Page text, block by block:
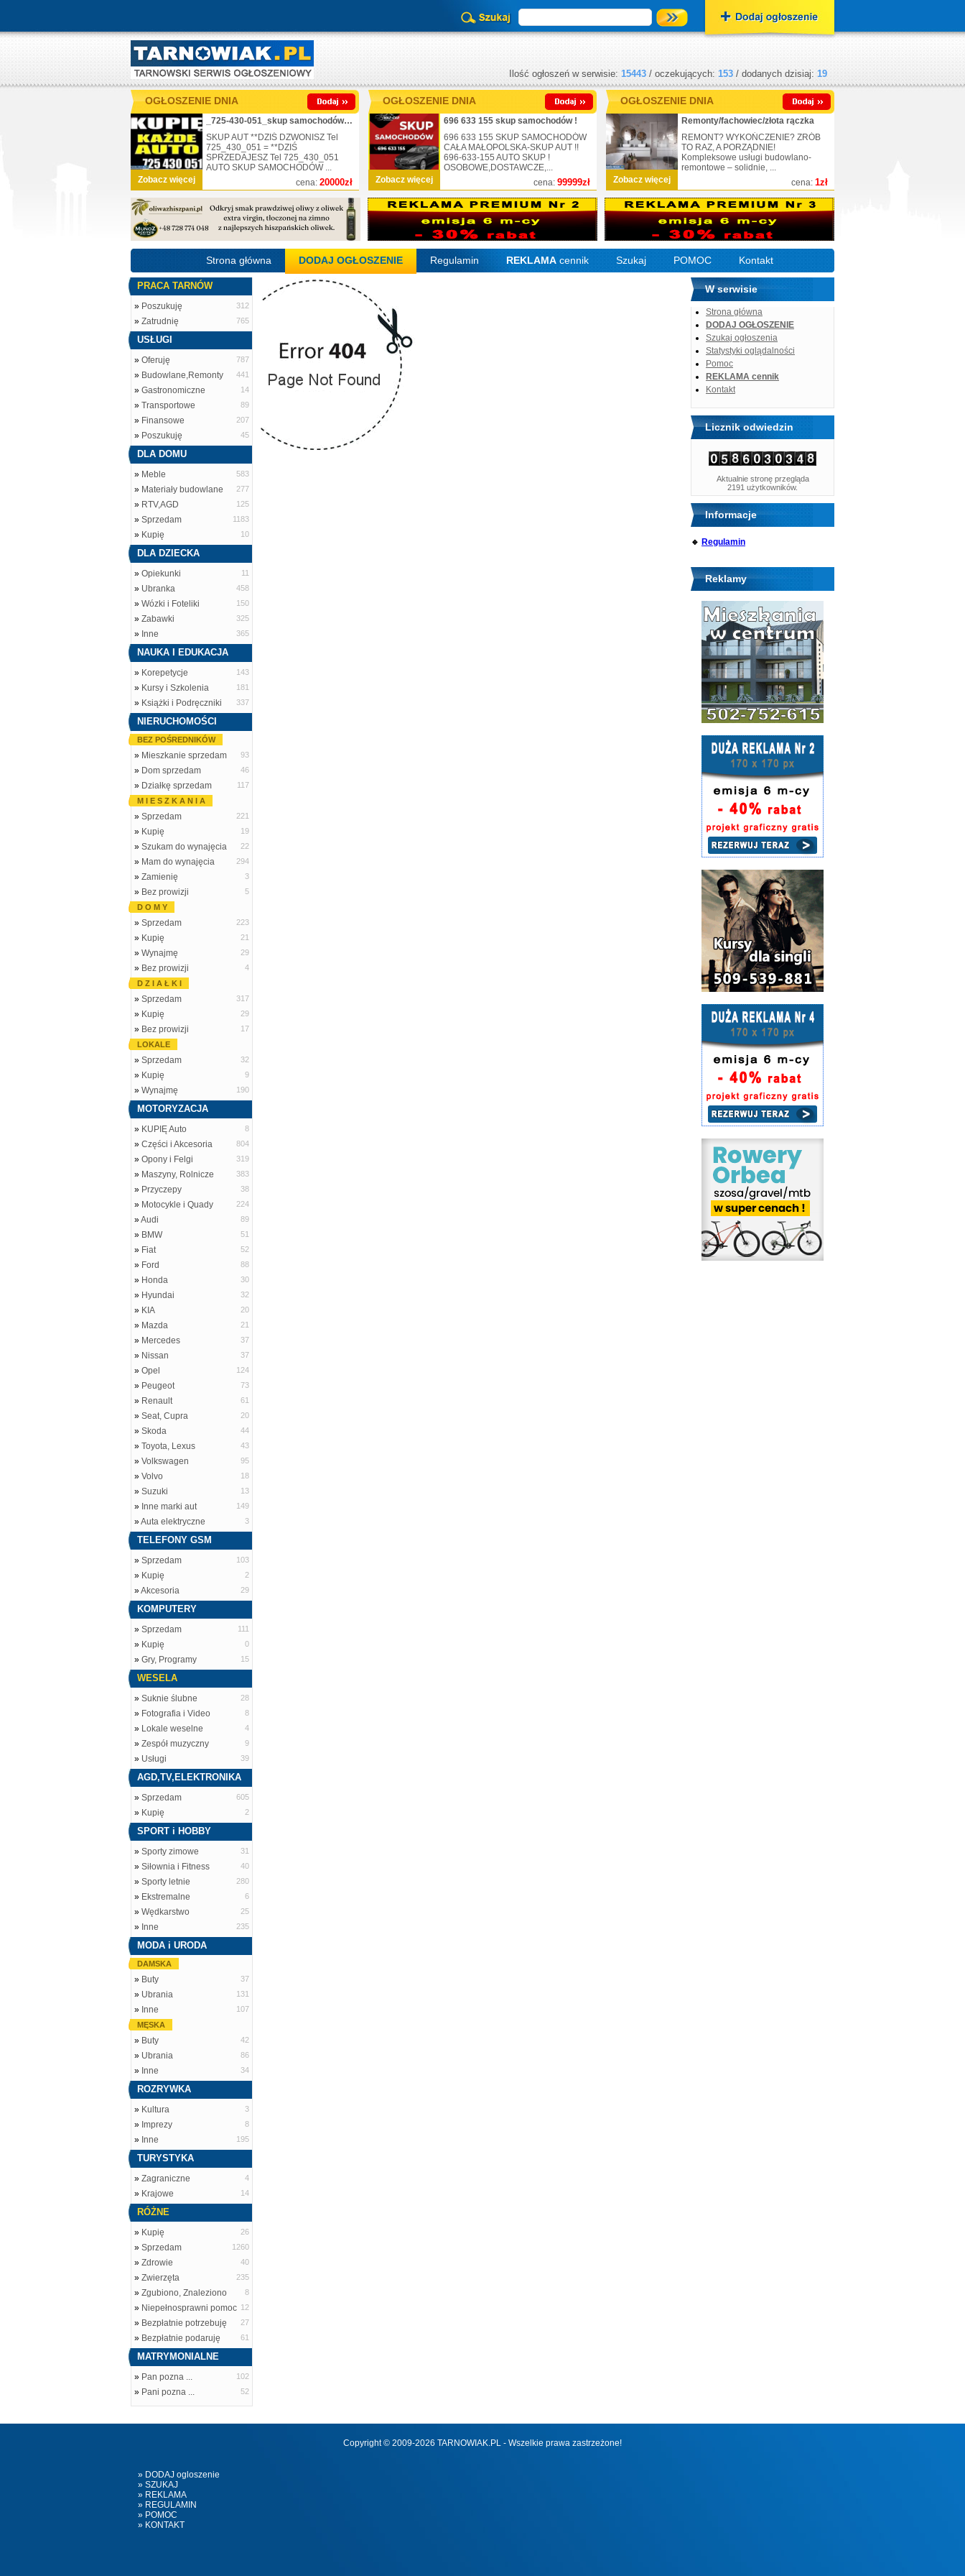
Ilość ogłoszeń w serwisie: 15443 / oczekujących: 153 / dodanych dzisiaj: 19
OGŁOSZENIE DNIA
Zobacz więcej cena: 20000zł
_725-430-051_skup samochodów_nr.1
SKUP AUT **DZIŚ DZWONISZ Tel
725_430_051 = **DZIŚ
SPRZEDAJESZ Tel 725_430_051
AUTO SKUP SAMOCHODÓW ...
OGŁOSZENIE DNIA
Zobacz więcej cena: 99999zł
696 633 155 skup samochodów !
696 633 155 SKUP SAMOCHODÓW
CAŁA MAŁOPOLSKA-SKUP AUT !!
696-633-155 AUTO SKUP !
OSOBOWE,DOSTAWCZE,...
OGŁOSZENIE DNIA
Zobacz więcej cena: 1zł
Remonty/fachowiec/złota rączka
REMONT? WYKOŃCZENIE? ZRÓB
TO RAZ, A PORZĄDNIE!
Kompleksowe usługi budowlano-
remontowe – solidnie, ...
Strona główna DODAJ OGŁOSZENIE Regulamin REKLAMA cennik Szukaj POMOC Kontakt
PRACA TARNÓW
» Poszukuję 312
» Zatrudnię 765
USŁUGI
» Oferuję 787
» Budowlane,Remonty 441
» Gastronomiczne 14
» Transportowe 89
» Finansowe 207
» Poszukuję 45
DLA DOMU
» Meble 583
» Materiały budowlane 277
» RTV,AGD 125
» Sprzedam 1183
» Kupię 10
DLA DZIECKA
» Opiekunki 11
» Ubranka 458
» Wózki i Foteliki 150
» Zabawki 325
» Inne 365
NAUKA I EDUKACJA
» Korepetycje 143
» Kursy i Szkolenia 181
» Książki i Podręczniki 337
NIERUCHOMOŚCI
BEZ POŚREDNIKÓW
» Mieszkanie sprzedam 93
» Dom sprzedam 46
» Działkę sprzedam
117
M I E S Z K A N I A
» Sprzedam 221
» Kupię 19
» Szukam do wynajęcia 22
» Mam do wynajęcia 294
» Zamienię 3
» Bez prowizji
5
D O M Y
» Sprzedam 223
» Kupię 21
» Wynajmę 29
» Bez prowizji
4
D Z I A Ł K I
» Sprzedam 317
» Kupię 29
» Bez prowizji
17
LOKALE
» Sprzedam 32
» Kupię 9
» Wynajmę 190
MOTORYZACJA
» KUPIĘ Auto 8
» Części i Akcesoria 804
» Opony i Felgi 319
» Maszyny, Rolnicze 383
» Przyczepy 38
» Motocykle i Quady 224
»Audi 89
» BMW 51
» Fiat 52
» Ford 88
» Honda 30
» Hyundai 32
» KIA 20
» Mazda 21
» Mercedes 37
» Nissan 37
» Opel 124
» Peugeot 73
» Renault 61
» Seat, Cupra 20
» Skoda 44
» Toyota, Lexus 43
» Volkswagen 95
» Volvo 18
» Suzuki 13
» Inne marki aut 149
»Auta elektryczne 3
TELEFONY GSM
» Sprzedam 103
» Kupię 2
»Akcesoria 29
KOMPUTERY
» Sprzedam 111
» Kupię 0
» Gry, Programy 15
WESELA
» Suknie ślubne 28
» Fotografia i Video 8
» Lokale weselne 4
» Zespół muzyczny 9
» Usługi 39
AGD,TV,ELEKTRONIKA
» Sprzedam 605
» Kupię 2
SPORT i HOBBY
» Sporty zimowe 31
» Siłownia i Fitness 40
» Sporty letnie 280
» Ekstremalne 6
» Wędkarstwo 25
» Inne 235
MODA i URODA
DAMSKA
» Buty 37
» Ubrania 131
» Inne
107
MĘSKA
» Buty 42
» Ubrania 86
» Inne 34
ROZRYWKA
» Kultura 3
» Imprezy 8
» Inne 195
TURYSTYKA
» Zagraniczne 4
» Krajowe 14
RÓŻNE
» Kupię 26
» Sprzedam 1260
» Zdrowie 40
» Zwierzęta 235
» Zgubiono, Znaleziono 8
» Niepełnosprawni pomoc 12
» Bezpłatnie potrzebuję 27
» Bezpłatnie podaruję 61
MATRYMONIALNE
» Pan pozna ... 102
» Pani pozna ... 52
W serwisie
Strona główna
DODAJ OGŁOSZENIE
Szukaj ogłoszenia
Statystyki oglądalności
Pomoc
REKLAMA cennik
Kontakt
Licznik odwiedzin
Aktualnie stronę przegląda
2191 użytkowników.
Informacje
🔹 Regulamin
Reklamy
Copyright © 2009-2026 TARNOWIAK.PL - Wszelkie prawa zastrzeżone!
» DODAJ ogloszenie
» SZUKAJ
» REKLAMA
» REGULAMIN
» POMOC
» KONTAKT